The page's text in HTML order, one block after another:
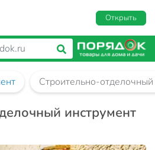
Открыть
Строительно-отделочный
инструмент